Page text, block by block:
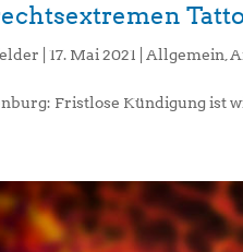
|17. Mai 2021 Allgemein
Fristlose Kündigung ist